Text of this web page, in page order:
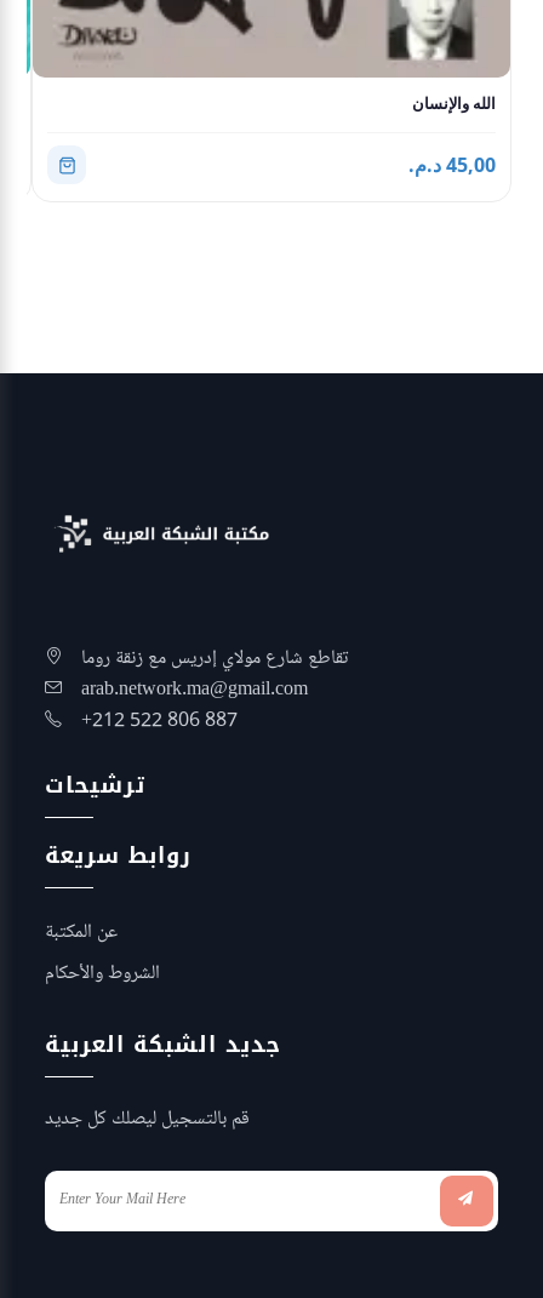
الله والإنسان
45,00 د.م.
تقاطع شارع مولاي إدريس مع زنقة روما
arab.network.ma@gmail.com
+212 522 806 887
ترشيحات
روابط سريعة
عن المكتبة
الشروط والأحكام
جديد الشبكة العربية
قم بالتسجيل ليصلك كل جديد